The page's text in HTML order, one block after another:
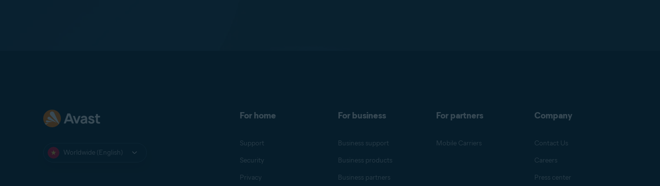
Worldwide (English)
For home
Support
Security
Privacy
For business
Business support
Business products
Business partners
For partners
Mobile Carriers
Company
Contact Us
Careers
Press center